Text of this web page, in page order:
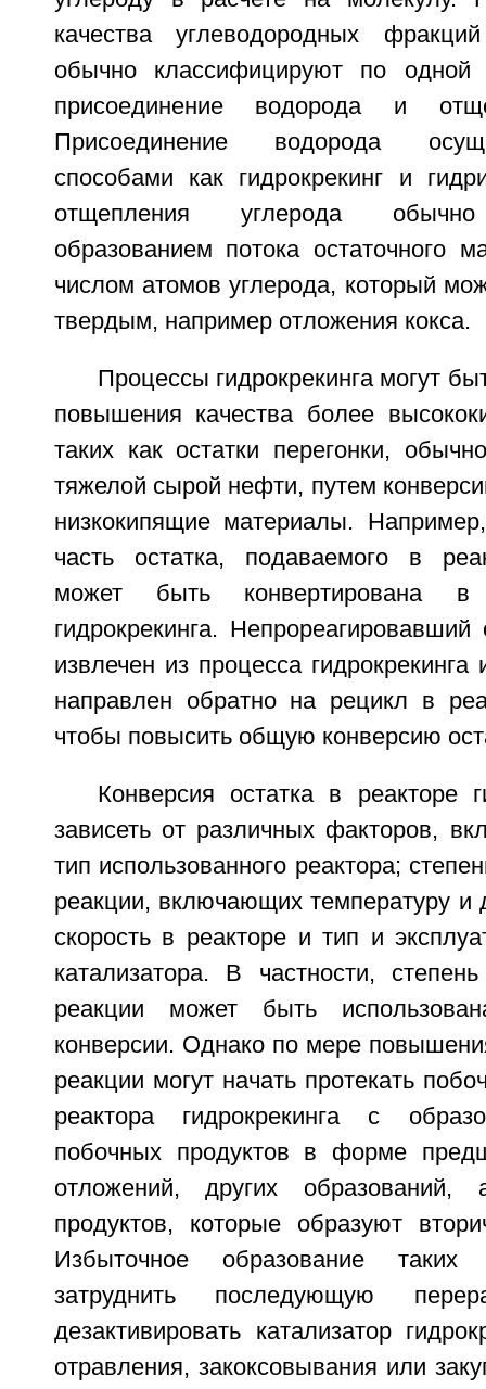
качества углеводородных
обычно классифицируют по одной
присоединение водорода и
Присоединение водорода
способами как гидрокрекинг и
отщепления углерода обычно
образованием потока остаточного
числом атомов углерода, который
твердым, например отложения кокса.
Процессы гидрокрекинга могут
повышения качества более
таких как остатки перегонки,
тяжелой сырой нефти, путем
низкокипящие материалы.
часть остатка, подаваемого в
может быть конвертирована в
гидрокрекинга.
извлечен из процесса
направлен обратно на рецикл в
чтобы повысить общую конверсию
Конверсия остатка в реакторе
зависеть от различных факторов,
тип использованного реактора;
реакции, включающих температуру
скорость в реакторе и тип и
катализатора. В частности,
реакции может быть
конверсии. Однако по мере
реакции могут начать протекать
реактора гидрокрекинга с
побочных продуктов в форме
отложений, других
продуктов, которые образуют
Избыточное образование
затруднить последующую
дезактивировать катализатор
отравления, закоксовывания или